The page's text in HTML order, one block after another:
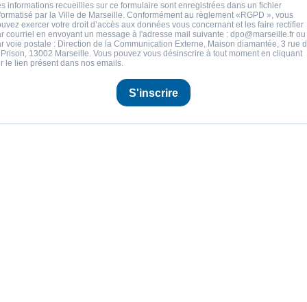
informations recueillies sur ce formulaire sont enregistrées dans un fichier
par la Ville de Marseille. Conformément au règlement «RGPD », vous
exercer votre droit d’accès aux données vous concernant et les faire rectifier
courriel en envoyant un message à l'adresse mail suivante : dpo@marseille.fr ou
voie postale : Direction de la Communication Externe, Maison diamantée, 3 rue
Prison, 13002 Marseille. Vous pouvez vous désinscrire à tout moment en cliquant
le lien présent dans nos emails.
S'inscrire